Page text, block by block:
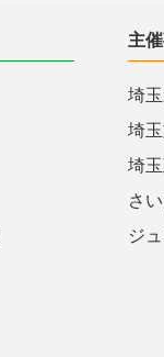
主
埼
埼
埼
さ
ジ